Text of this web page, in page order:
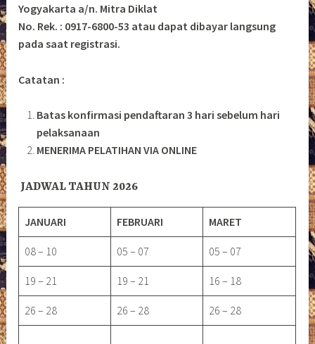
Yogyakarta a/n. Mitra Diklat
No. Rek. : 0917-6800-53 atau dapat dibayar langsung
pada saat registrasi.
Catatan :
Batas konfirmasi pendaftaran 3 hari sebelum hari
pelaksanaan
MENERIMA PELATIHAN VIA ONLINE
JADWAL TAHUN 2026
JANUARI FEBRUARI MARET
08 – 10 05 – 07 05 – 07
19 – 21 19 – 21 16 – 18
26 – 28 26 – 28 26 – 28